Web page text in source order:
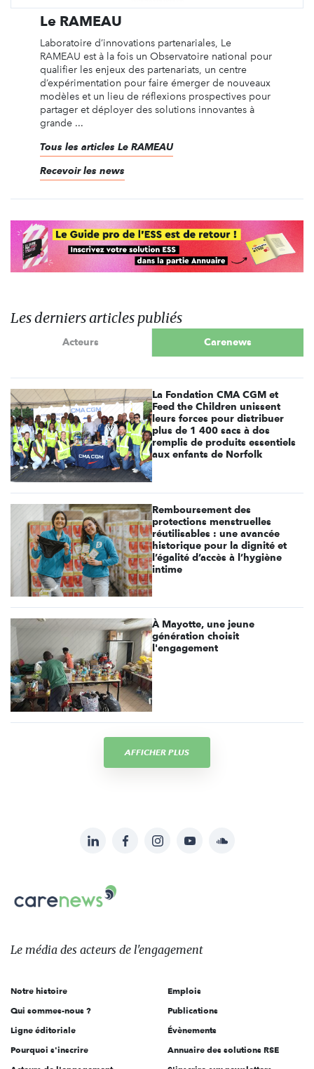
Le RAMEAU
Laboratoire d’innovations partenariales, Le
RAMEAU est à la fois un Observatoire national pour
qualifier les enjeux des partenariats, un centre
d’expérimentation pour faire émerger de nouveaux
modèles et un lieu de réflexions prospectives pour
partager et déployer des solutions innovantes à
grande ...
Tous les articles Le RAMEAU
Recevoir les news
Les derniers articles publiés
Acteurs Carenews
La Fondation CMA CGM et
Feed the Children unissent
leurs forces pour distribuer
plus de 1 400 sacs à dos
remplis de produits essentiels
aux enfants de Norfolk
Remboursement des
protections menstruelles
réutilisables : une avancée
historique pour la dignité et
l’égalité d’accès à l’hygiène
intime
À Mayotte, une jeune
génération choisit
l'engagement
AFFICHER PLUS
sur:
LinkedInFacebookInstagramYouTubeSoundcloud
Carenews,
Le
des
l'engagement
Le média des acteurs de l'engagement
Notre histoire
Qui sommes-nous ?
Ligne éditoriale
Pourquoi s'inscrire
Emplois
Publications
Évènements
Annuaire des solutions RSE